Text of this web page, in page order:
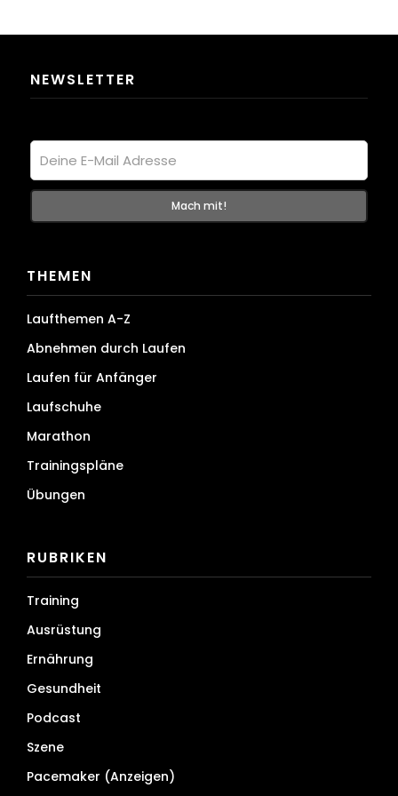
NEWSLETTER
THEMEN
Laufthemen A-Z
Abnehmen durch Laufen
Laufen für Anfänger
Laufschuhe
Marathon
Trainingspläne
Übungen
RUBRIKEN
Training
Ausrüstung
Ernährung
Gesundheit
Podcast
Szene
Pacemaker (Anzeigen)